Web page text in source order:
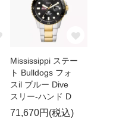
Mississippi ステー
ト Bulldogs フォ
スil ブルー Dive
スリー-ハンド D
71,670円(税込)